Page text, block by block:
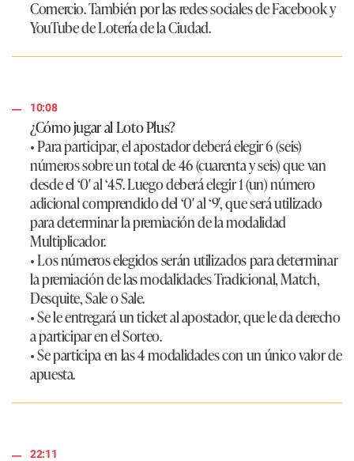
Comercio. También por las redes sociales de Facebook y
YouTube de Lotería de la Ciudad.
10:08
¿Cómo jugar al Loto Plus?
• Para participar, el apostador deberá elegir 6 (seis)
números sobre un total de 46 (cuarenta y seis) que van
desde el ‘0′ al ‘45′. Luego deberá elegir 1 (un) número
adicional comprendido del ‘0′ al ‘9′, que será utilizado
para determinar la premiación de la modalidad
Multiplicador.
• Los números elegidos serán utilizados para determinar
la premiación de las modalidades Tradicional, Match,
Desquite, Sale o Sale.
• Se le entregará un ticket al apostador, que le da derecho
a participar en el Sorteo.
• Se participa en las 4 modalidades con un único valor de
apuesta.
22:11